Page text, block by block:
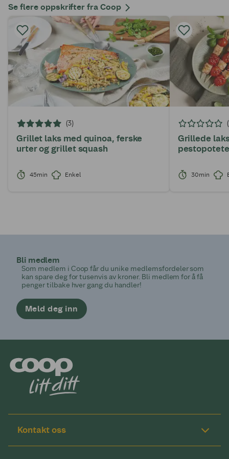
Se flere oppskrifter fra Coop
(3)
Grillet laks med quinoa, ferske
urter og grillet squash
45min Enkel
Grillede
30min
Bli medlem
Som medlem i Coop får du unike medlemsfordeler som
kan spare deg for tusenvis av kroner. Bli medlem for å få
penger tilbake hver gang du handler!
Meld deg inn
Kontakt oss